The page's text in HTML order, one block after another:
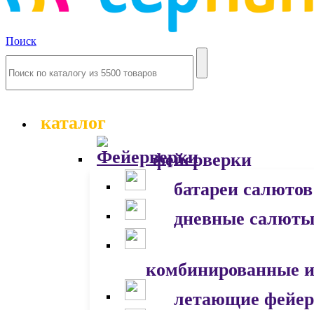
Поиск
каталог
фейерверки
батареи салютов
дневные салюты
комбинированные
летающие